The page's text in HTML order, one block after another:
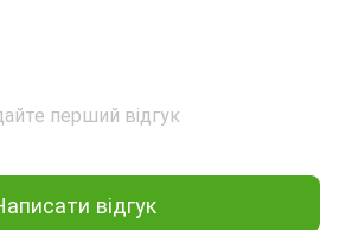
перший відгук
відгук